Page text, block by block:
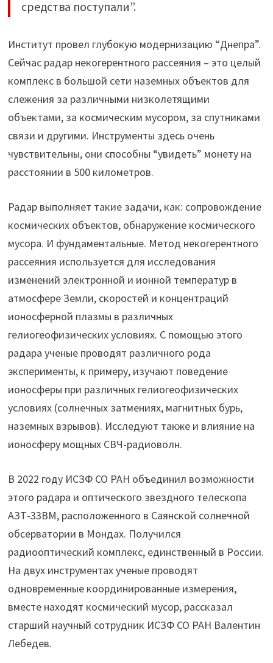
средства поступали”.
Институт провел глубокую модернизацию “Днепра”.
Сейчас радар некогерентного рассеяния – это целый
комплекс в большой сети наземных объектов для
слежения за различными низколетящими
объектами, за космическим мусором, за спутниками
связи и другими. Инструменты здесь очень
чувствительны, они способны “увидеть” монету на
расстоянии в 500 километров.
Радар выполняет такие задачи, как: сопровождение
космических объектов, обнаружение космического
мусора. И фундаментальные. Метод некогерентного
рассеяния используется для исследования
изменений электронной и ионной температур в
атмосфере Земли, скоростей и концентраций
ионосферной плазмы в различных
гелиогеофизических условиях. С помощью этого
радара ученые проводят различного рода
эксперименты, к примеру, изучают поведение
ионосферы при различных гелиогеофизических
условиях (солнечных затмениях, магнитных бурь,
наземных взрывов). Исследуют также и влияние на
ионосферу мощных СВЧ-радиоволн.
В 2022 году ИСЗФ СО РАН объединил возможности
этого радара и оптического звездного телескопа
АЗТ-33ВМ, расположенного в Саянской солнечной
обсерватории в Мондах. Получился
радиооптический комплекс, единственный в России.
На двух инструментах ученые проводят
одновременные координированные измерения,
вместе находят космический мусор, рассказал
старший научный сотрудник ИСЗФ СО РАН Валентин
Лебедев.